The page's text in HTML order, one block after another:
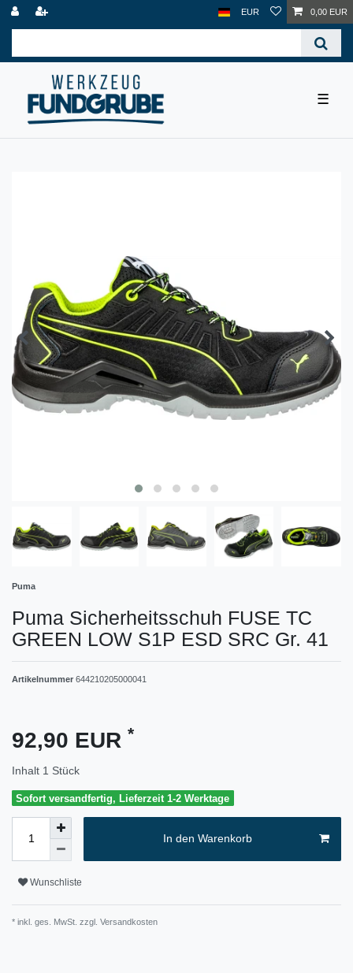
EUR 0,00 EUR
☰
Puma
Puma Sicherheitsschuh FUSE TC
GREEN LOW S1P ESD SRC Gr. 41
Artikelnummer 644210205000041
92,90 EUR *
Inhalt 1 Stück
Sofort versandfertig, Lieferzeit 1-2 Werktage
In den Warenkorb
Wunschliste
* inkl. ges. MwSt. zzgl. Versandkosten